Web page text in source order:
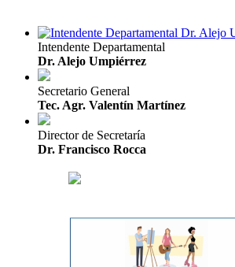
Intendente Departamental
Dr. Alejo Umpiérrez
Secretario General
Tec. Agr. Valentín Martínez
Director de Secretaría
Dr. Francisco Rocca